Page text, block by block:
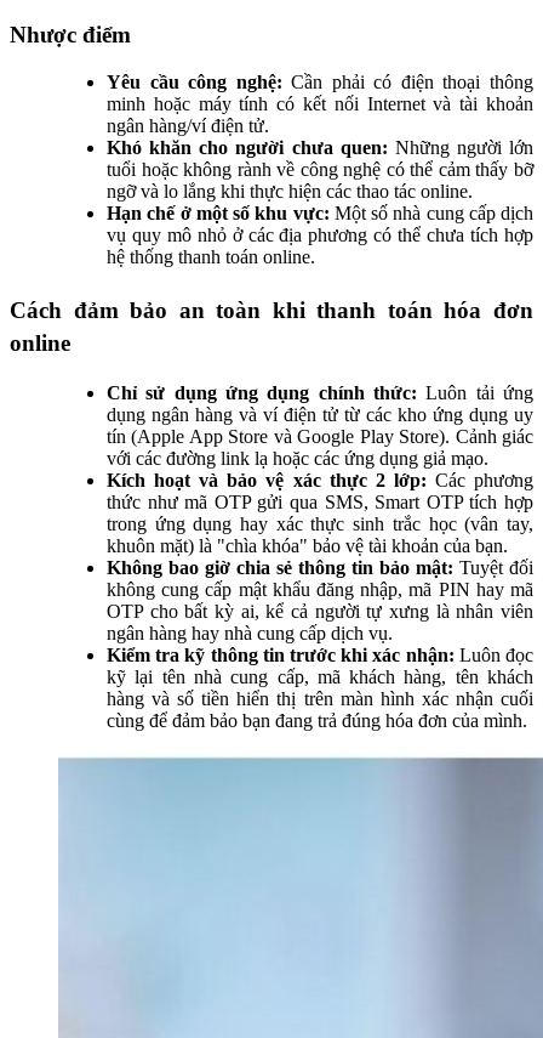
Nhược điểm
Yêu cầu công nghệ:Cần phải có điện thoại thông
minh hoặc máy tính có kết nối Internet và tài khoản
ngân hàng/ví điện tử.
Khó khăn cho người chưa quen: Những người lớn
tuổi hoặc không rành về công nghệ có thể cảm thấy bỡ
ngỡ và lo lắng khi thực hiện các thao tác online.
Hạn chế ở một số khu vực: Một số nhà cung cấp dịch
vụ quy mô nhỏ ở các địa phương có thể chưa tích hợp
hệ thống thanh toán online.
Cách đảm bảo an toàn khi thanh toán hóa đơn
online
Chỉ sử dụng ứng dụng chính thức: Luôn tải ứng
dụng ngân hàng và ví điện tử từ các kho ứng dụng uy
tín (Apple App Store và Google Play Store). Cảnh giác
với các đường link lạ hoặc các ứng dụng giả mạo.
Kích hoạt và bảo vệ xác thực 2 lớp: Các phương
thức như mã OTP gửi qua SMS, Smart OTP tích hợp
trong ứng dụng hay xác thực sinh trắc học (vân tay,
khuôn mặt) là "chìa khóa" bảo vệ tài khoản của bạn.
Không bao giờ chia sẻ thông tin bảo mật: Tuyệt đối
không cung cấp mật khẩu đăng nhập, mã PIN hay mã
OTP cho bất kỳ ai, kể cả người tự xưng là nhân viên
ngân hàng hay nhà cung cấp dịch vụ.
Kiểm tra kỹ thông tin trước khi xác nhận: Luôn đọc
kỹ lại tên nhà cung cấp, mã khách hàng, tên khách
hàng và số tiền hiển thị trên màn hình xác nhận cuối
cùng để đảm bảo bạn đang trả đúng hóa đơn của mình.